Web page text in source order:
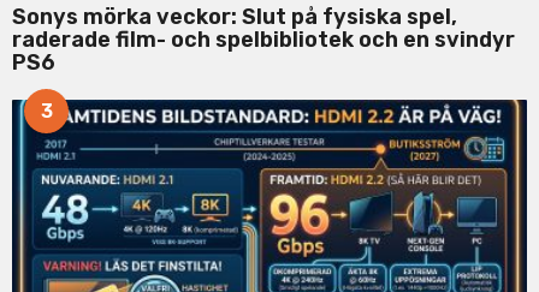
Sonys mörka veckor: Slut på fysiska spel,
raderade film- och spelbibliotek och en svindyr
PS6
3